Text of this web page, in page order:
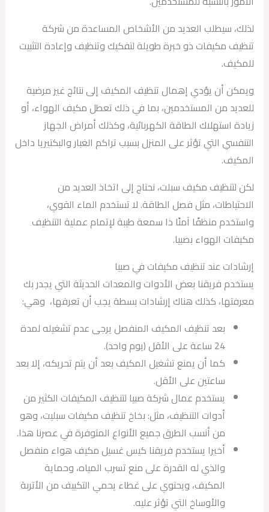
لذلك، سيطلب العديد من الأشخاص المساعدة من شركة
تنظيف مكيفات ذو خبرة طويلة لتفكيك وتنظيف وإعادة التثبيت
للمكيف.
ويمكن أن يؤدي إهمال تنظيف المكيف إلى نتائج غير مرضية
للعديد من المستخدمين، بما في ذلك تعطل مكيف الهواء، أو
زيادة استهلاك الطاقة الكهربائية، وكذلك أمراض الجهاز
التنفسي التي تؤثر على المنزل بسبب تراكم الغبار والبكتيريا داخل
المكيف.
لكن لتنظيف مكيف سبلت، نحتاج إلى اتخاذ العديد من
الاحتياطات، مثل فصل الطاقة. لا تستخدم الماء القوي،
واستخدم منظفًا آمنًا ذا سمعة طيبة لإتمام عملية التنظيف
مكيفات الهواء بصبيا.
إرشادات عند تنظيف مكيفات في صبيا
يستخدم فريقنا بعض الأدوات والمعدات الحديثة التي يجدر بك
معرفتها، كذلك هناك إرشادات بسطة يجب أن تعرفها، وهي:
بعد تنظيف المكيف المنفصل يرجى عدم تشغيله لمدة
24 ساعة على الأقل (يوم واحد).
كما أن يمنع تشغيل المكيف بعد أن يتم تحريكه، إلا بعد
ساعتين على الأقل.
يستخدم عمال شركة صبيا لتنظيف المكيفات الكثير من
أدوات التنظيف، مثل: بخاخ تنظيف مكيفات سبليت، وهو
من أنسب الطرق جميع الأنواع المتوفرة في عصرنا هذا.
أخيرا يستخدم فريقنا كيس غسيل مكيف هواء منفصل
والذي له القدرة على منع تسرب المياه، وحماية
المكيف، ويحتوي على غطاء يحمي التكييف من الأتربة
والأوساخ التي تؤثر عليه.